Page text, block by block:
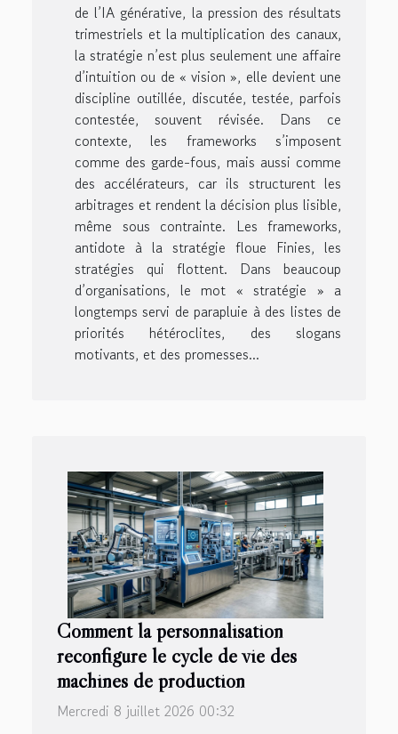
de l’IA générative, la pression des résultats
trimestriels et la multiplication des canaux,
la stratégie n’est plus seulement une affaire
d’intuition ou de « vision », elle devient une
discipline outillée, discutée, testée, parfois
contestée, souvent révisée. Dans ce
contexte, les frameworks s’imposent
comme des garde-fous, mais aussi comme
des accélérateurs, car ils structurent les
arbitrages et rendent la décision plus lisible,
même sous contrainte. Les frameworks,
antidote à la stratégie floue Finies, les
stratégies qui flottent. Dans beaucoup
d’organisations, le mot « stratégie » a
longtemps servi de parapluie à des listes de
priorités hétéroclites, des slogans
motivants, et des promesses...
Comment la personnalisation
reconfigure le cycle de vie des
machines de production
Mercredi 8 juillet 2026 00:32